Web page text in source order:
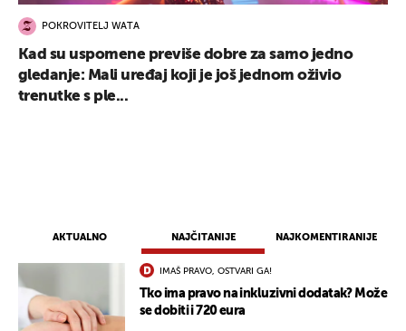
AKTUALNO NAJČITANIJE NAJKOMENTIRANIJE
IMAŠ PRAVO, OSTVARI GA!
Tko ima pravo na inkluzivni dodatak? Može
se dobiti i 720 eura
POKROVITELJ WATA
Kad su uspomene previše dobre za samo jedno
gledanje: Mali uređaj koji je još jednom oživio
trenutke s ple...